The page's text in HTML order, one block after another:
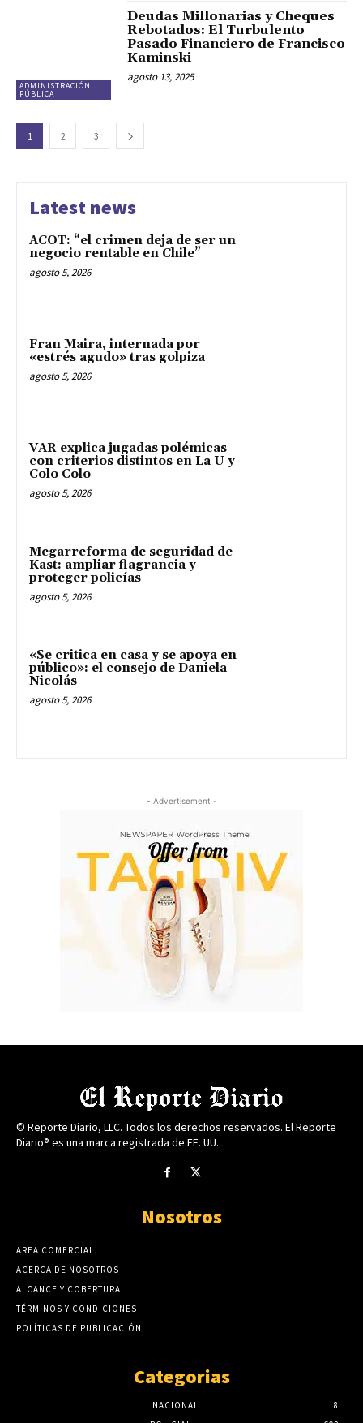
ADMINISTRACIÓN
PÚBLICA
Deudas Millonarias y Cheques
Rebotados: El Turbulento
Pasado Financiero de Francisco
Kaminski
agosto 13, 2025
1 2 3
Latest news
ACOT: “el crimen deja de ser un
negocio rentable en Chile”
agosto 5, 2026
Fran Maira, internada por
«estrés agudo» tras golpiza
agosto 5, 2026
VAR explica jugadas polémicas
con criterios distintos en La U y
Colo Colo
agosto 5, 2026
Megarreforma de seguridad de
Kast: ampliar flagrancia y
proteger policías
agosto 5, 2026
«Se critica en casa y se apoya en
público»: el consejo de Daniela
Nicolás
agosto 5, 2026
- Advertisement -
© Reporte Diario, LLC. Todos los derechos reservados. El Reporte
Diario® es una marca registrada de EE. UU.
Nosotros
AREA COMERCIAL
ACERCA DE NOSOTROS
ALCANCE Y COBERTURA
TÉRMINOS Y CONDICIONES
POLÍTICAS DE PUBLICACIÓN
Categorias
NACIONAL
8